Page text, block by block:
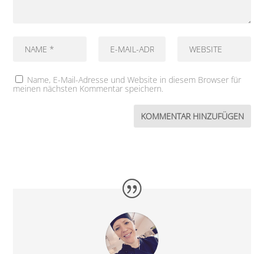
Name, E-Mail-Adresse und Website in diesem Browser für
meinen nächsten Kommentar speichern.